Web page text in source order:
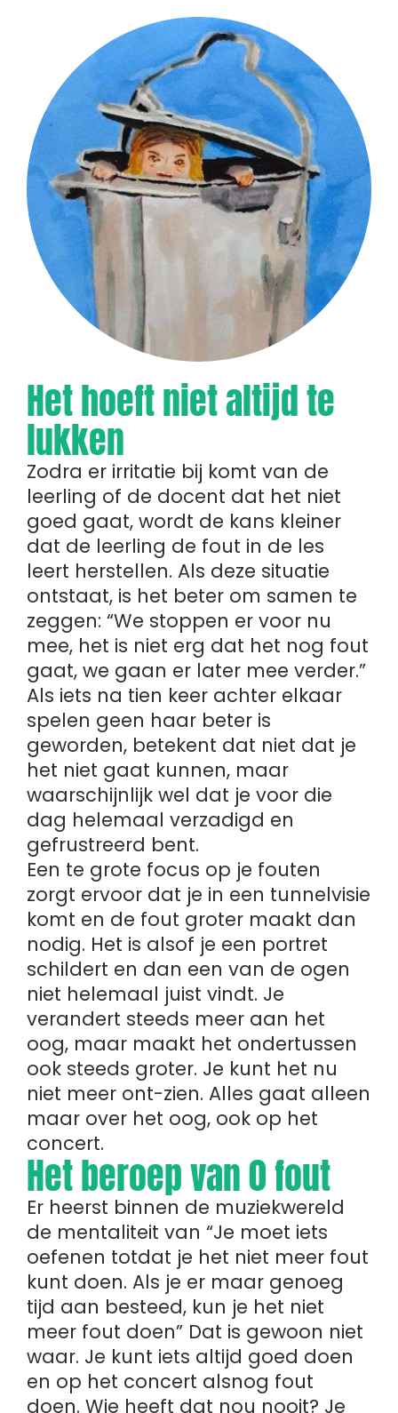
Het hoeft niet altijd te
lukken
Zodra er irritatie bij komt van de
leerling of de docent dat het niet
goed gaat, wordt de kans kleiner
dat de leerling de fout in de les
leert herstellen. Als deze situatie
ontstaat, is het beter om samen te
zeggen: “We stoppen er voor nu
mee, het is niet erg dat het nog fout
gaat, we gaan er later mee verder.”
Als iets na tien keer achter elkaar
spelen geen haar beter is
geworden, betekent dat niet dat je
het niet gaat kunnen, maar
waarschijnlijk wel dat je voor die
dag helemaal verzadigd en
gefrustreerd bent.
Een te grote focus op je fouten
zorgt ervoor dat je in een tunnelvisie
komt en de fout groter maakt dan
nodig. Het is alsof je een portret
schildert en dan een van de ogen
niet helemaal juist vindt. Je
verandert steeds meer aan het
oog, maar maakt het ondertussen
ook steeds groter. Je kunt het nu
niet meer ont-zien. Alles gaat alleen
maar over het oog, ook op het
concert.
Het beroep van 0 fout
Er heerst binnen de muziekwereld
de mentaliteit van “Je moet iets
oefenen totdat je het niet meer fout
kunt doen. Als je er maar genoeg
tijd aan besteed, kun je het niet
meer fout doen” Dat is gewoon niet
waar. Je kunt iets altijd goed doen
en op het concert alsnog fout
doen. Wie heeft dat nou nooit? Je